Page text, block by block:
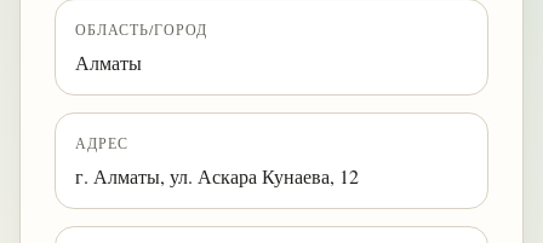
ОБЛАСТЬ/ГОРОД
Алматы
АДРЕС
г. Алматы, ул. Аскара Кунаева, 12